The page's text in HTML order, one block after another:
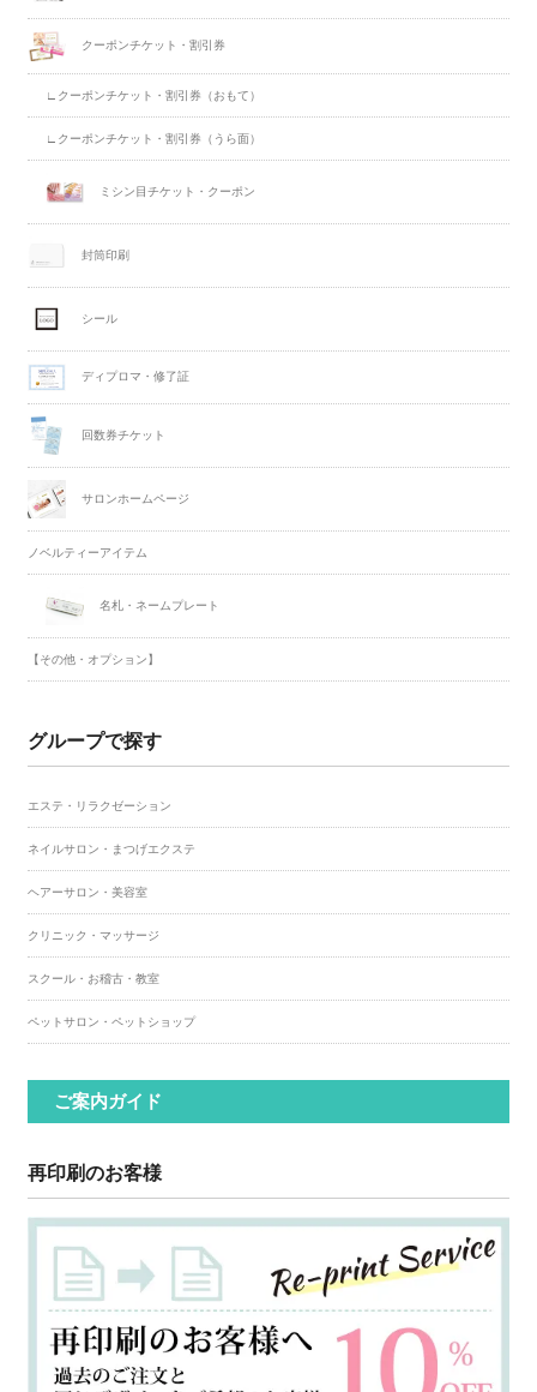
クーポンチケット・割引券
∟クーポンチケット・割引券（おもて）
∟クーポンチケット・割引券（うら面）
ミシン目チケット・クーポン
封筒印刷
シール
ディプロマ・修了証
回数券チケット
サロンホームページ
ノベルティーアイテム
名札・ネームプレート
【その他・オプション】
グループで探す
エステ・リラクゼーション
ネイルサロン・まつげエクステ
ヘアーサロン・美容室
クリニック・マッサージ
スクール・お稽古・教室
ペットサロン・ペットショップ
ご案内ガイド
再印刷のお客様